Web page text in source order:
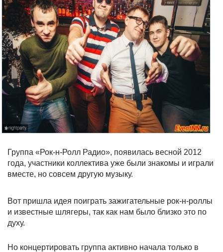
Группа «Рок-н-Ролл Радио», появилась весной 2012
года, участники коллектива уже были знакомы и играли
вместе, но совсем другую музыку.
Вот пришла идея поиграть зажигательные рок-н-роллы
и известные шлягеры, так как нам было близко это по
духу.
Но концертировать группа активно начала только в